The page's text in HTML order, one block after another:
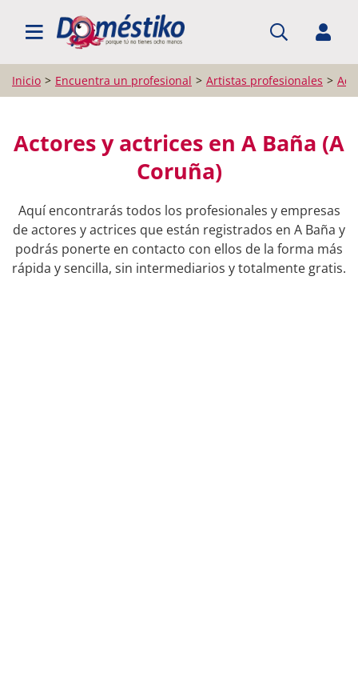
BUSCAR PROFESIONALES
Inicio Encuentra un profesional Artistas profesionales
Actores y actrices en A Baña (A
Coruña)
Aquí encontrarás todos los profesionales y empresas
de actores y actrices que están registrados en A Baña y
podrás ponerte en contacto con ellos de la forma más
rápida y sencilla, sin intermediarios y totalmente gratis.